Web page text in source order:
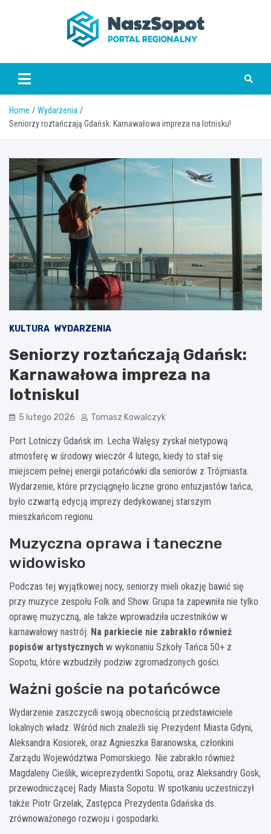
www.naszsopot.pl
Home
Wydarzenia
Seniorzy roztańczają Gdańsk: Karnawałowa impreza na lotnisku!
KULTURA WYDARZENIA
Seniorzy roztańczają Gdańsk:
Karnawałowa impreza na
lotnisku!
5 lutego 2026 Tomasz Kowalczyk
Port Lotniczy Gdańsk im. Lecha Wałęsy zyskał nietypową
atmosferę w środowy wieczór 4 lutego, kiedy to stał się
miejscem pełnej energii potańcówki dla seniorów z Trójmiasta.
Wydarzenie, które przyciągnęło liczne grono entuzjastów tańca,
było czwartą edycją imprezy dedykowanej starszym
mieszkańcom regionu.
Muzyczna oprawa i taneczne
widowisko
Podczas tej wyjątkowej nocy, seniorzy mieli okazję bawić się
przy muzyce zespołu Folk and Show. Grupa ta zapewniła nie tylko
oprawę muzyczną, ale także wprowadziła uczestników w
karnawałowy nastrój. Na parkiecie nie zabrakło również
popisów artystycznych w wykonaniu Szkoły Tańca 50+ z
Sopotu, które wzbudziły podziw zgromadzonych gości.
Ważni goście na potańcówce
Wydarzenie zaszczycili swoją obecnością przedstawiciele
lokalnych władz. Wśród nich znaleźli się Prezydent Miasta Gdyni,
Aleksandra Kosiorek, oraz Agnieszka Baranowska, członkini
Zarządu Województwa Pomorskiego. Nie zabrakło również
Magdaleny Cieślik, wiceprezydentki Sopotu, oraz Aleksandry Gosk,
przewodniczącej Rady Miasta Sopotu. W spotkaniu uczestniczył
także Piotr Grzelak, Zastępca Prezydenta Gdańska ds.
zrównoważonego rozwoju i gospodarki.